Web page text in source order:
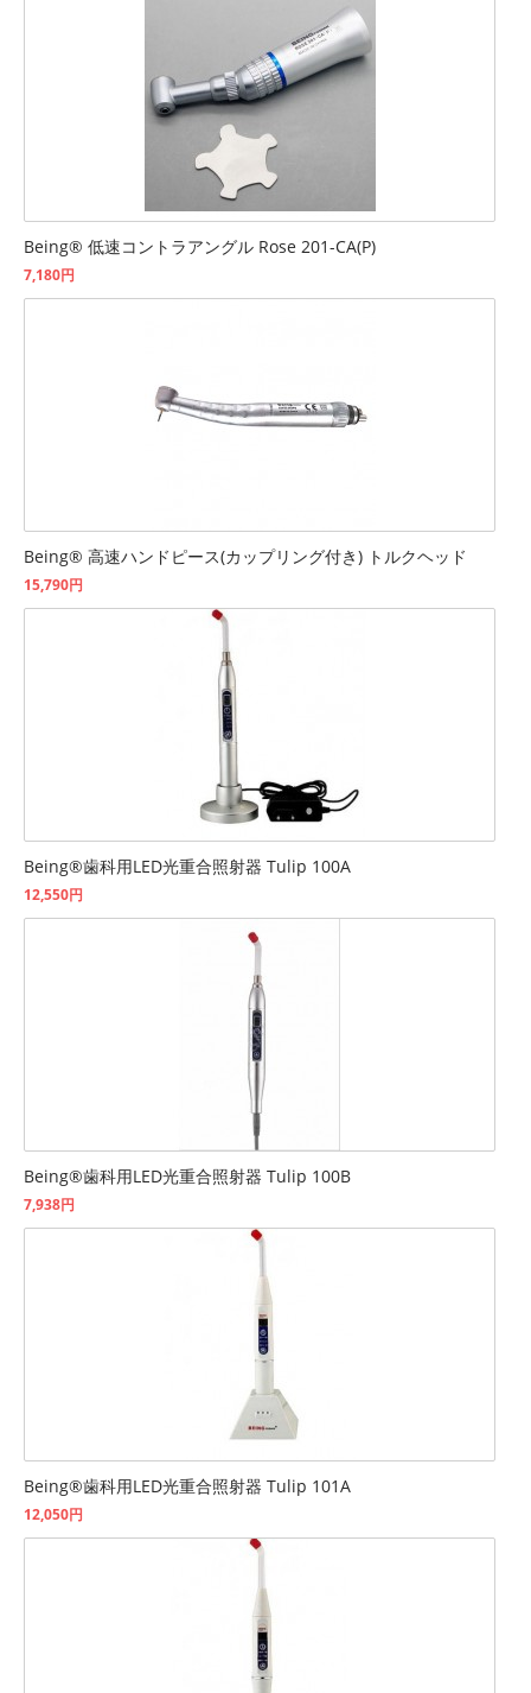
Being® 低速コントラアングル Rose 201-CA(P)
7,180円
Being® 高速ハンドピース(カップリング付き) トルクヘッド
15,790円
Being®歯科用LED光重合照射器 Tulip 100A
12,550円
Being®歯科用LED光重合照射器 Tulip 100B
7,938円
Being®歯科用LED光重合照射器 Tulip 101A
12,050円